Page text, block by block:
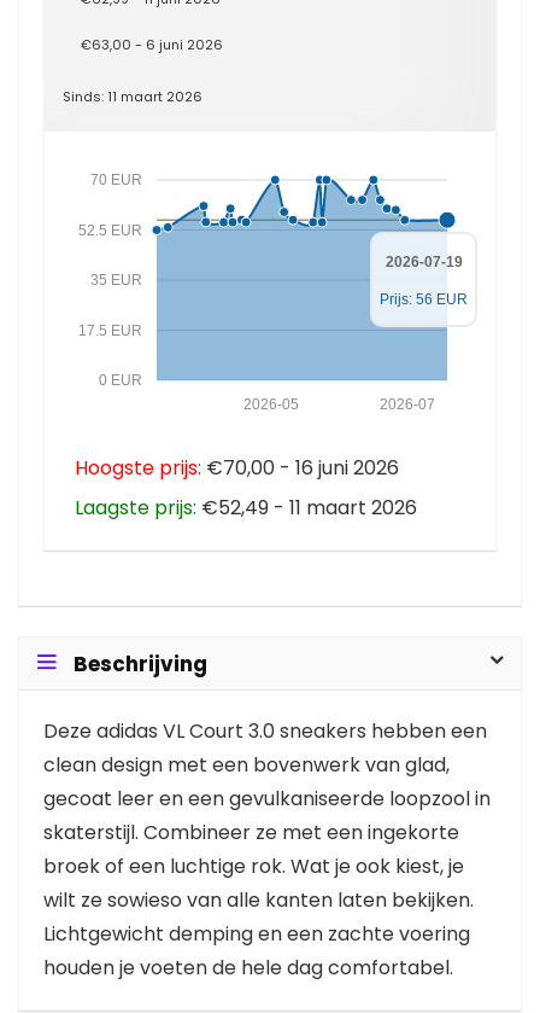
€63,00 - 6 juni 2026
Sinds: 11 maart 2026
0 EUR
17.5 EUR
35 EUR
52.5 EUR
70 EUR
2026-07
2026-05
2026-07-19
Prijs: 56 EUR
Hoogste prijs: €70,00 - 16 juni 2026
Laagste prijs: €52,49 - 11 maart 2026
Beschrijving
Deze adidas VL Court 3.0 sneakers hebben een
clean design met een bovenwerk van glad,
gecoat leer en een gevulkaniseerde loopzool in
skaterstijl. Combineer ze met een ingekorte
broek of een luchtige rok. Wat je ook kiest, je
wilt ze sowieso van alle kanten laten bekijken.
Lichtgewicht demping en een zachte voering
houden je voeten de hele dag comfortabel.